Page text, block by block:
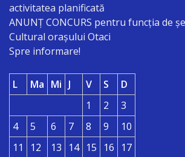
Secretarul
consiliului
Componența
consiliului
Regulamentul
consiliului
activitatea planificată
ANUNŢ CONCURS pentru funcţia de
Cultural oraşului Otaci
Spre informare!
L Ma Mi J V S
D
1
2
3
4
5 6 7 8 9
10
11
12 13 14 15 16 17